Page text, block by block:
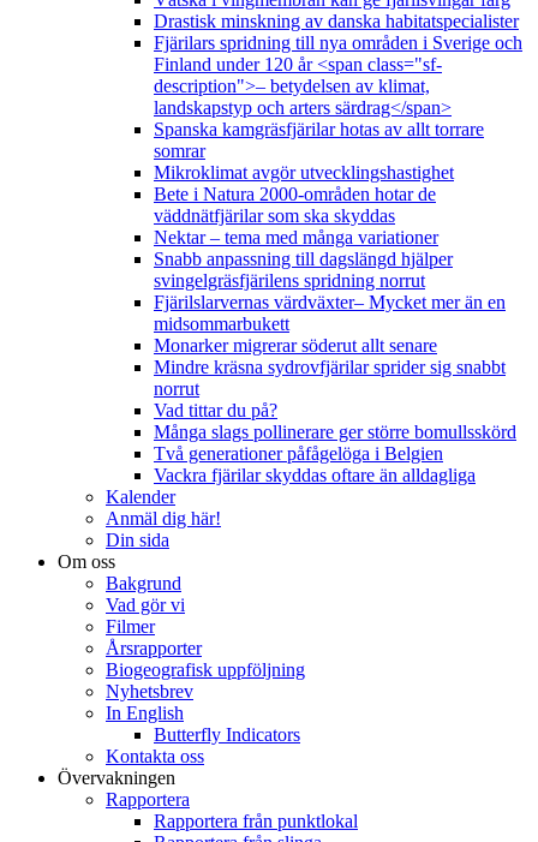
Drastisk minskning av danska habitatspecialister
Fjärilars spridning till nya områden i Sverige och
Finland under 120 år <span class="sf-
description">– betydelsen av klimat,
landskapstyp och arters särdrag</span>
Spanska kamgräsfjärilar hotas av allt torrare
somrar
Mikroklimat avgör utvecklingshastighet
Bete i Natura 2000-områden hotar de
väddnätfjärilar som ska skyddas
Nektar – tema med många variationer
Snabb anpassning till dagslängd hjälper
svingelgräsfjärilens spridning norrut
Fjärilslarvernas värdväxter– Mycket mer än en
midsommarbukett
Monarker migrerar söderut allt senare
Mindre kräsna sydrovfjärilar sprider sig snabbt
norrut
Vad tittar du på?
Många slags pollinerare ger större bomullsskörd
Två generationer påfågelöga i Belgien
Vackra fjärilar skyddas oftare än alldagliga
Kalender
Anmäl dig här!
Din sida
Om oss
Bakgrund
Vad gör vi
Filmer
Årsrapporter
Biogeografisk uppföljning
Nyhetsbrev
In English
Butterfly Indicators
Kontakta oss
Övervakningen
Rapportera
Rapportera från punktlokal